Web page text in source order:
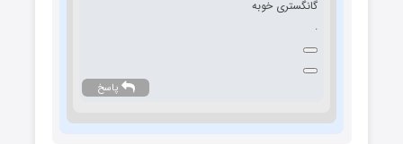
گانگستری خوبه
.
پاسخ